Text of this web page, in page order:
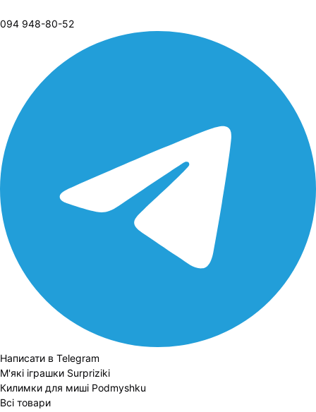
094 948-80-52
Написати в Telegram
М'які іграшки Surpriziki
Килимки для миші Podmyshku
Всі товари